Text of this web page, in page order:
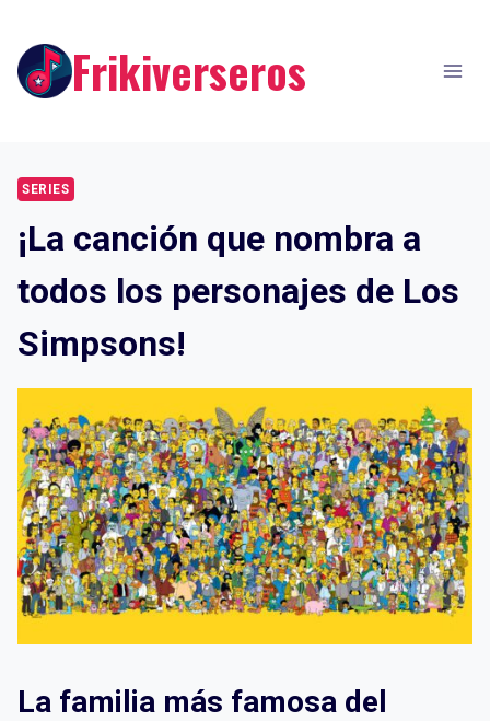
content Frikiverseros
SERIES
¡La canción que nombra a
todos los personajes de Los
Simpsons!
La familia más famosa del